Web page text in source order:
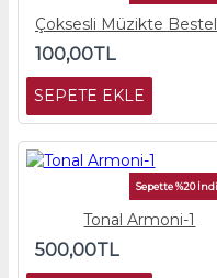
100,00TL
SEPETE EKLE
Sepette %20
Tonal Armoni-1
500,00TL